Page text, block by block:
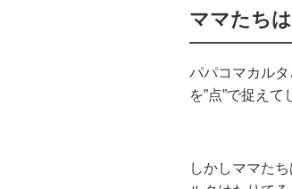
ママたち
パパコマカル
を”点”で捉えて
しかしママた